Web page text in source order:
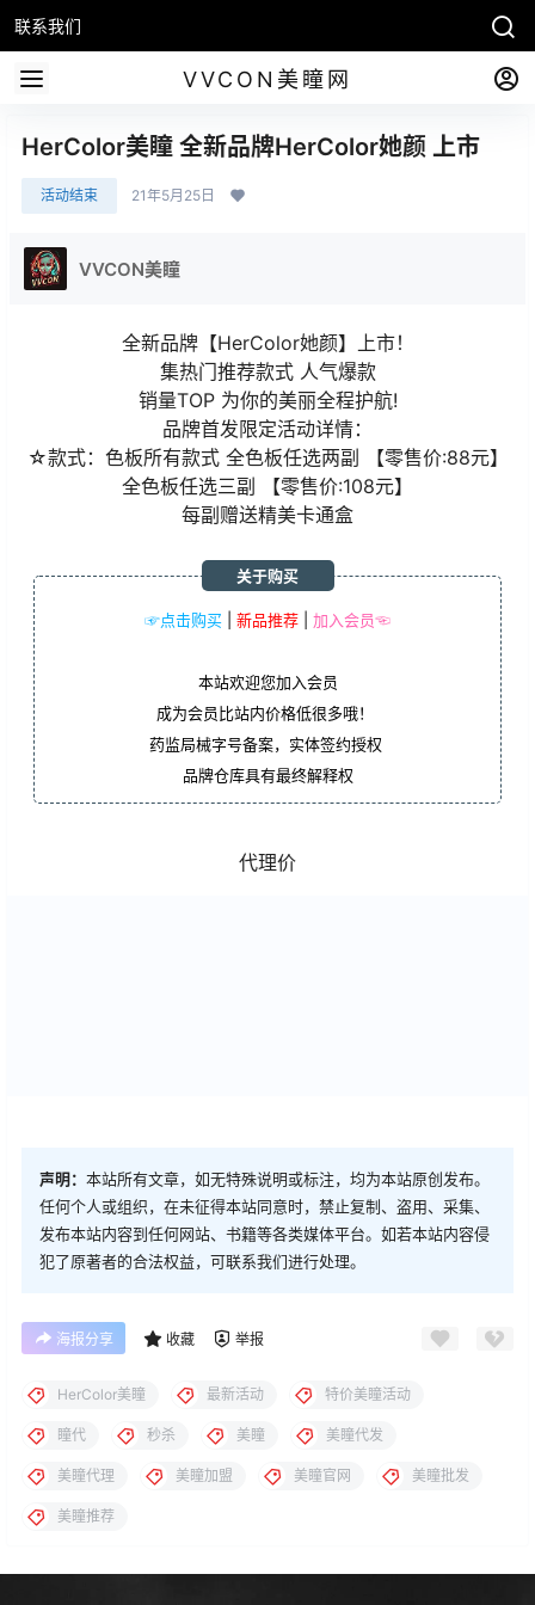
联系我们
VVCON美瞳网
HerColor美瞳 全新品牌HerColor她颜 上市
活动结束 21年5月25日
VVCON美瞳
全新品牌【HerColor她颜】上市！
集热门推荐款式 人气爆款
销量TOP 为你的美丽全程护航!
品牌首发限定活动详情：
☆款式：色板所有款式 全色板任选两副 【零售价:88元】
全色板任选三副 【零售价:108元】
每副赠送精美卡通盒
☞点击购买 新品推荐 加入会员☜
关于购买
本站欢迎您加入会员
成为会员比站内价格低很多哦！
药监局械字号备案，实体签约授权
品牌仓库具有最终解释权
代理价
声明： 本站所有文章，如无特殊说明或标注，均为本站原创发布。
任何个人或组织，在未征得本站同意时，禁止复制、盗用、采集、
发布本站内容到任何网站、书籍等各类媒体平台。如若本站内容侵
犯了原著者的合法权益，可联系我们进行处理。
海报分享 收藏 举报
HerColor美瞳 最新活动 特价美瞳活动
瞳代 秒杀 美瞳 美瞳代发
美瞳代理 美瞳加盟 美瞳官网 美瞳批发
美瞳推荐